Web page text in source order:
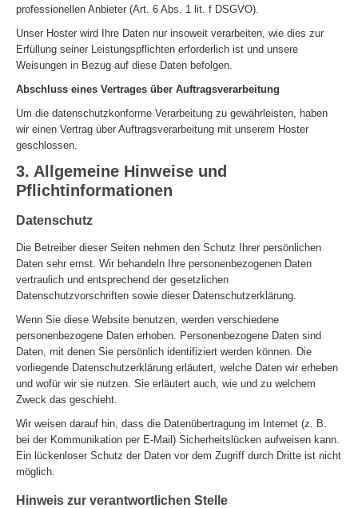
professionellen Anbieter (Art. 6 Abs. 1 lit. f DSGVO).
Unser Hoster wird Ihre Daten nur insoweit verarbeiten, wie dies zur
Erfüllung seiner Leistungspflichten erforderlich ist und unsere
Weisungen in Bezug auf diese Daten befolgen.
Abschluss eines Vertrages über Auftragsverarbeitung
Um die datenschutzkonforme Verarbeitung zu gewährleisten, haben
wir einen Vertrag über Auftragsverarbeitung mit unserem Hoster
geschlossen.
3. Allgemeine Hinweise und
Pflichtinformationen
Datenschutz
Die Betreiber dieser Seiten nehmen den Schutz Ihrer persönlichen
Daten sehr ernst. Wir behandeln Ihre personenbezogenen Daten
vertraulich und entsprechend der gesetzlichen
Datenschutzvorschriften sowie dieser Datenschutzerklärung.
Wenn Sie diese Website benutzen, werden verschiedene
personenbezogene Daten erhoben. Personenbezogene Daten sind
Daten, mit denen Sie persönlich identifiziert werden können. Die
vorliegende Datenschutzerklärung erläutert, welche Daten wir erheben
und wofür wir sie nutzen. Sie erläutert auch, wie und zu welchem
Zweck das geschieht.
Wir weisen darauf hin, dass die Datenübertragung im Internet (z. B.
bei der Kommunikation per E-Mail) Sicherheitslücken aufweisen kann.
Ein lückenloser Schutz der Daten vor dem Zugriff durch Dritte ist nicht
möglich.
Hinweis zur verantwortlichen Stelle